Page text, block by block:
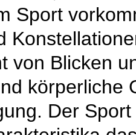
Sport
von Blicken
körperliche
Der